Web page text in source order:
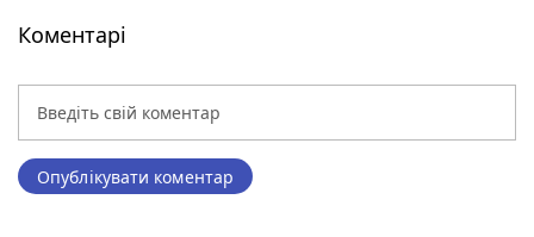
Коментарі
Опублікувати коментар